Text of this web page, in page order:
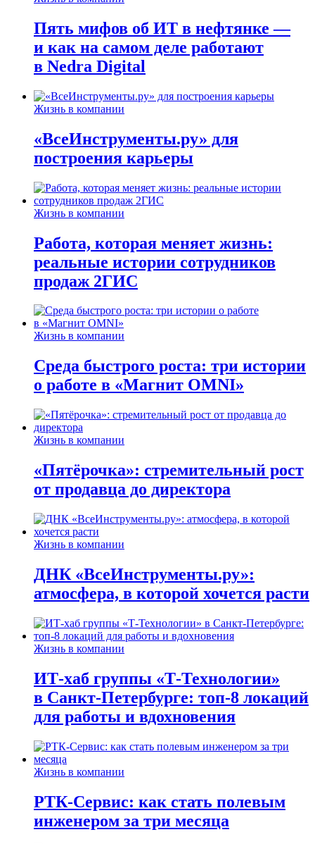
Пять мифов об ИТ в нефтянке —
и как на самом деле работают
в Nedra Digital
Жизнь в компании
«ВсеИнструменты.ру» для
построения карьеры
Жизнь в компании
Работа, которая меняет жизнь:
реальные истории сотрудников
продаж 2ГИС
Жизнь в компании
Среда быстрого роста: три истории
о работе в «Магнит OMNI»
Жизнь в компании
«Пятёрочка»: стремительный рост
от продавца до директора
Жизнь в компании
ДНК «ВсеИнструменты.ру»:
атмосфера, в которой хочется расти
Жизнь в компании
ИТ-хаб группы «Т-Технологии»
в Санкт-Петербурге: топ-8 локаций
для работы и вдохновения
Жизнь в компании
РТК-Сервис: как стать полевым
инженером за три месяца